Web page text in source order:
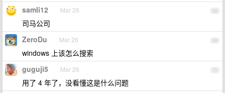
68
samli12 Mar 26
司马公司
69
ZeroDu Mar 26
windows 上该怎么搜索
70
guguji5 Mar 26
用了 4 年了，没看懂这是什么问题